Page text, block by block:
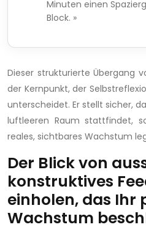
Minuten einen
Block. »
Dieser strukturierte Übergang
der Kernpunkt, der
unterscheidet. Er stellt sicher,
luftleeren Raum stattfindet,
reales, sichtbares Wachstum
Der Blick von
konstruktives
einholen, das Ihr
Wachstum